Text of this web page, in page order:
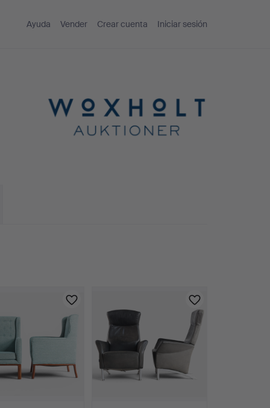
Ayuda Vender Crear cuenta Iniciar sesión